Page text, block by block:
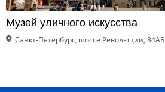
Музей уличного искусства
Санкт-Петербург, шоссе Революции, 84АБ